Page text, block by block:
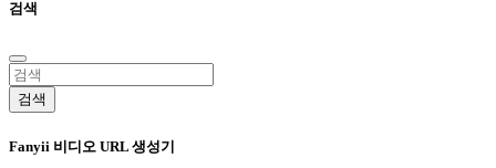
검색
검색
Fanyii 비디오 URL 생성기